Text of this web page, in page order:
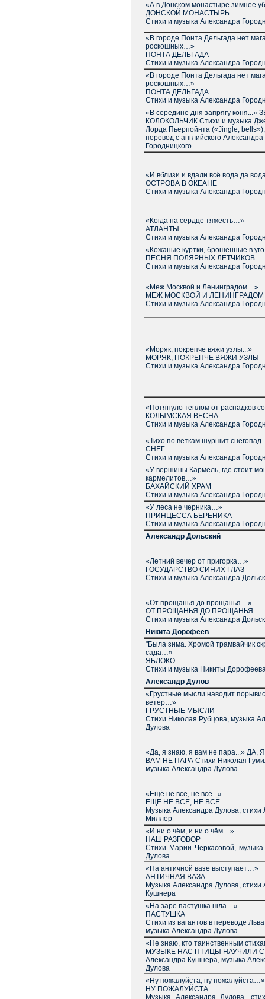
«А в Донском монастыре зимнее
ДОНСКОЙ МОНАСТЫРЬ
Стихи и музыка Александра
«В городе Понта Дельгада нет
роскошных…»
ПОНТА ДЕЛЬГАДА
Стихи и музыка Александра
«В городе Понта Дельгада нет
роскошных…»
ПОНТА ДЕЛЬГАДА
Стихи и музыка Александра
«В середине дня запрягу коня...»
КОЛОКОЛЬЧИК Стихи и музыка
Лорда Пьерпойнта («Jingle,
перевод с английского Александра
Городницкого
«И вблизи и вдали всё вода да
ОСТРОВА В ОКЕАНЕ
Стихи и музыка Александра
«Когда на сердце тяжесть…»
АТЛАНТЫ
Стихи и музыка Александра
«Кожаные куртки, брошенные в
ПЕСНЯ ПОЛЯРНЫХ ЛЕТЧИКОВ
Стихи и музыка Александра
«Меж Москвой и Ленинградом…»
МЕЖ МОСКВОЙ И ЛЕНИНГРАДОМ
Стихи и музыка Александра
«Моряк, покрепче вяжи узлы...»
МОРЯК, ПОКРЕПЧЕ ВЯЖИ УЗЛЫ
Стихи и музыка Александра
«Потянуло теплом от распадков
КОЛЫМСКАЯ ВЕСНА
Стихи и музыка Александра
«Тихо по веткам шуршит
СНЕГ
Стихи и музыка Александра
«У вершины Кармель, где стоит
кармелитов…»
БАХАЙСКИЙ ХРАМ
Стихи и музыка Александра
«У леса не черника…»
ПРИНЦЕССА БЕРЕНИКА
Стихи и музыка Александра
Александр Дольский
«Летний вечер от пригорка…»
ГОСУДАРСТВО СИНИХ ГЛАЗ
Стихи и музыка Александра
«От прощанья до прощанья…»
ОТ ПРОЩАНЬЯ ДО ПРОЩАНЬЯ
Стихи и музыка Александра
Никита Дорофеев
"Была зима. Хромой трамвайчик
сада…»
ЯБЛОКО
Стихи и музыка Никиты
Александр Дулов
«Грустные мысли наводит
ветер…»
ГРУСТНЫЕ МЫСЛИ
Стихи Николая Рубцова, музыка
Дулова
«Да, я знаю, я вам не пара...» ДА,
ВАМ НЕ ПАРА Стихи Николая
музыка Александра Дулова
«Ещё не всё, не всё...»
ЕЩЁ НЕ ВСЁ, НЕ ВСЁ
Музыка Александра Дулова, стихи
Миллер
«И ни о чём, и ни о чём…»
НАШ РАЗГОВОР
Стихи Марии Черкасовой, музыка
Дулова
«На античной вазе выступает…»
АНТИЧНАЯ ВАЗА
Музыка Александра Дулова, стихи
Кушнера
«На заре пастушка шла…»
ПАСТУШКА
Стихи из вагантов в переводе
музыка Александра Дулова
«Не знаю, кто таинственным
МУЗЫКЕ НАС ПТИЦЫ НАУЧИЛИ
Александра Кушнера, музыка
Дулова
«Ну пожалуйста, ну пожалуйста…»
НУ ПОЖАЛУЙСТА
Музыка Александра Дулова,